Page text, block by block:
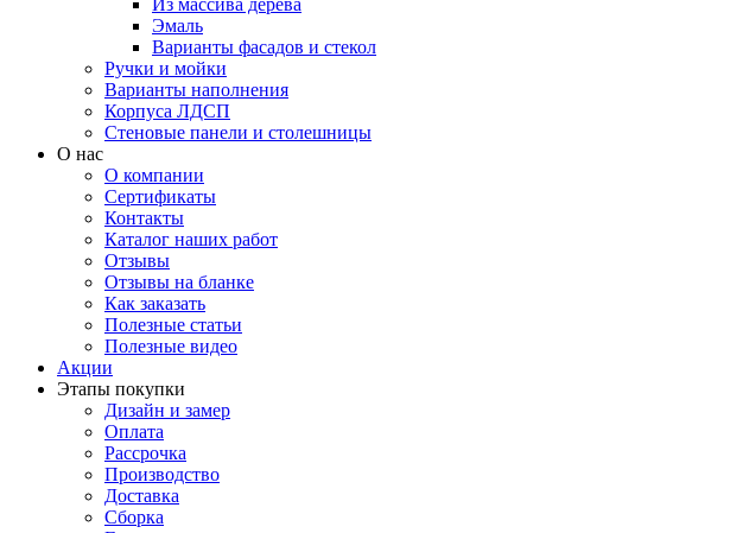
Из массива дерева
Эмаль
Варианты фасадов и стекол
Ручки и мойки
Варианты наполнения
Корпуса ЛДСП
Стеновые панели и столешницы
О нас
О компании
Сертификаты
Контакты
Каталог наших работ
Отзывы
Отзывы на бланке
Как заказать
Полезные статьи
Полезные видео
Акции
Этапы покупки
Дизайн и замер
Оплата
Рассрочка
Производство
Доставка
Сборка